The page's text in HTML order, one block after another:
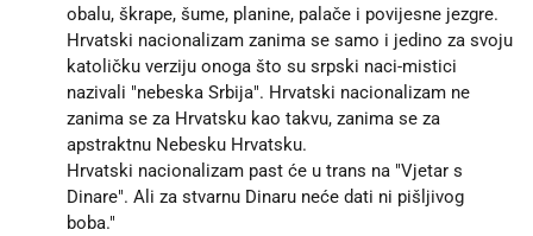
obalu, škrape, šume, planine, palače i povijesne jezgre.
Hrvatski nacionalizam zanima se samo i jedino za svoju
katoličku verziju onoga što su srpski naci-mistici
nazivali "nebeska Srbija". Hrvatski nacionalizam ne
zanima se za Hrvatsku kao takvu, zanima se za
apstraktnu Nebesku Hrvatsku.
Hrvatski nacionalizam past će u trans na "Vjetar s
Dinare". Ali za stvarnu Dinaru neće dati ni pišljivog
boba."